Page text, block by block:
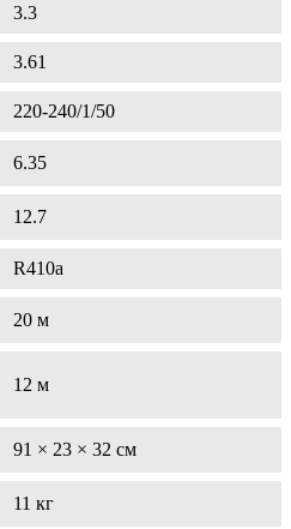
3.3
3.61
220-240/1/50
6.35
12.7
R410a
20 м
12 м
91 × 23 × 32 см
11 кг